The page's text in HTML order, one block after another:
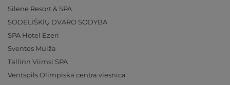
Silene Resort & SPA
SODELIŠKIŲ DVARO SODYBA
SPA Hotel Ezeri
Sventes Muiža
Tallinn Viimsi SPA
Ventspils Olimpiskā centra viesnīca